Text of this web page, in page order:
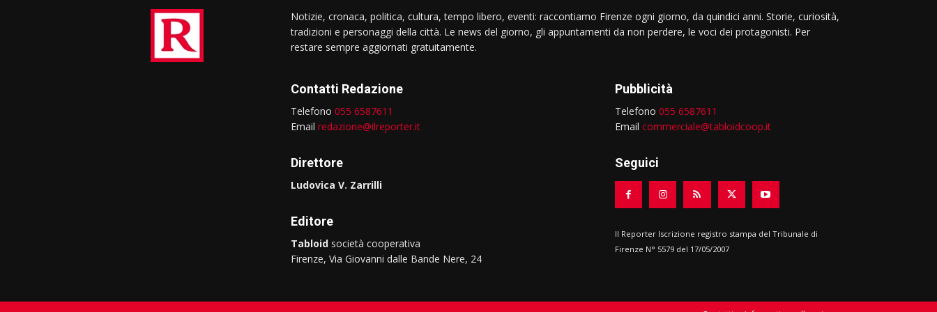
Notizie, cronaca, politica, cultura, tempo libero, eventi: raccontiamo Firenze ogni giorno, da quindici anni. Storie, curiosità,
tradizioni e personaggi della città. Le news del giorno, gli appuntamenti da non perdere, le voci dei protagonisti. Per
restare sempre aggiornati gratuitamente.
Contatti Redazione
Telefono 055 6587611
Email redazione@ilreporter.it
Direttore
Ludovica V. Zarrilli
Editore
Tabloid società cooperativa
Firenze, Via Giovanni dalle Bande Nere, 24
Pubblicità
Telefono 055 6587611
Email commerciale@tabloidcoop.it
Seguici
Il Reporter Iscrizione registro stampa del Tribunale di
Firenze N° 5579 del 17/05/2007